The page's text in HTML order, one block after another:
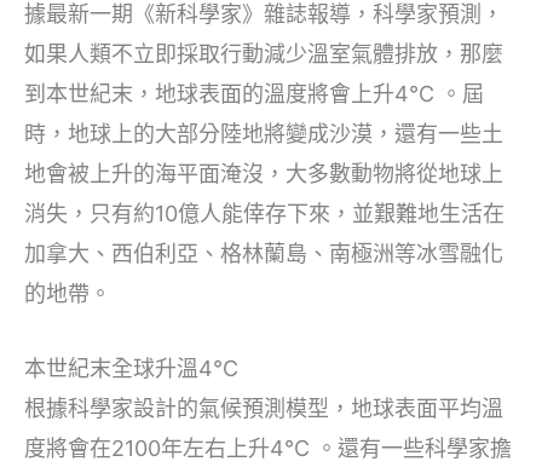
據最新一期《新科學家》雜誌報導，科學家預測，
如果人類不立即採取行動減少溫室氣體排放，那麼
到本世紀末，地球表面的溫度將會上升4℃ 。屆
時，地球上的大部分陸地將變成沙漠，還有一些土
地會被上升的海平面淹沒，大多數動物將從地球上
消失，只有約10億人能倖存下來，並艱難地生活在
加拿大、西伯利亞、格林蘭島、南極洲等冰雪融化
的地帶。
本世紀末全球升溫4℃
根據科學家設計的氣候預測模型，地球表面平均溫
度將會在2100年左右上升4℃ 。還有一些科學家擔